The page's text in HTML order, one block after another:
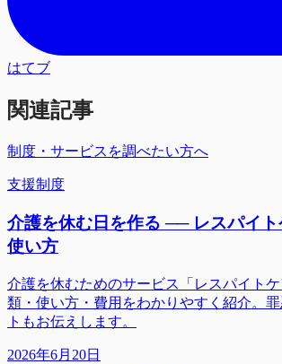
はてブ
関連記事
制度・サービスを調べたい方へ
支援制度
介護を休む日を作る ── レスパイト
使い方
介護を休むためのサービス「レスパイト
類・使い方・費用をわかりやすく紹介。
トもお伝えします。
2026年6月20日